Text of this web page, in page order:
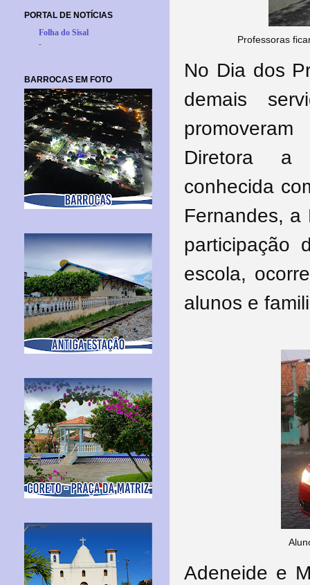
Professoras
No Dia dos
demais
Diretora a
conhecida
Fernandes, a
participação
escola,
alunos e
Adeneide e
PORTAL DE NOTÍCIAS
Folha do Sisal
-
BARROCAS EM FOTO